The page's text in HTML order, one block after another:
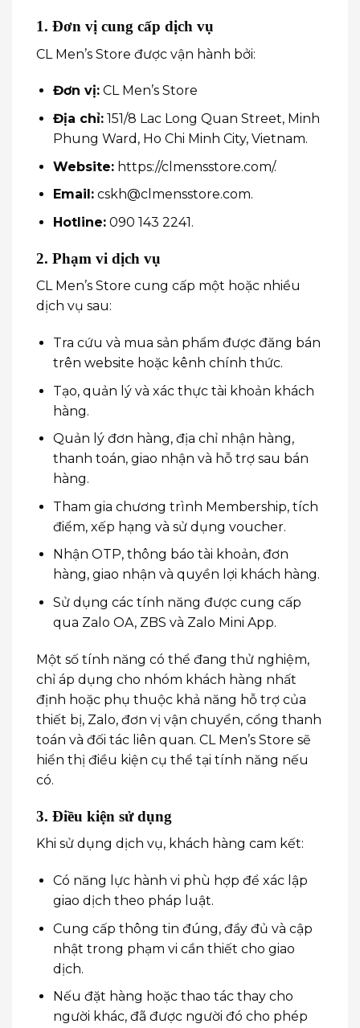
1. Đơn vị cung cấp dịch vụ
CL Men’s Store được vận hành bởi:
Đơn vị:CL Men’s Store
Địa chỉ:151/8 Lac Long Quan Street, Minh
Phung Ward, Ho Chi Minh City, Vietnam.
Website: https://clmensstore.com/.
Email: cskh@clmensstore.com.
Hotline: 090 143 2241.
2. Phạm vi dịch vụ
CL Men’s Store cung cấp một hoặc nhiều
dịch vụ sau:
Tra cứu và mua sản phẩm được đăng bán
trên website hoặc kênh chính thức.
Tạo, quản lý và xác thực tài khoản khách
hàng.
Quản lý đơn hàng, địa chỉ nhận hàng,
thanh toán, giao nhận và hỗ trợ sau bán
hàng.
Tham gia chương trình Membership, tích
điểm, xếp hạng và sử dụng voucher.
Nhận OTP, thông báo tài khoản, đơn
hàng, giao nhận và quyền lợi khách hàng.
Sử dụng các tính năng được cung cấp
qua Zalo OA, ZBS và Zalo Mini App.
Một số tính năng có thể đang thử nghiệm,
chỉ áp dụng cho nhóm khách hàng nhất
định hoặc phụ thuộc khả năng hỗ trợ của
thiết bị, Zalo, đơn vị vận chuyển, cổng thanh
toán và đối tác liên quan. CL Men’s Store sẽ
hiển thị điều kiện cụ thể tại tính năng nếu
có.
3. Điều kiện sử dụng
Khi sử dụng dịch vụ, khách hàng cam kết:
Có năng lực hành vi phù hợp để xác lập
giao dịch theo pháp luật.
Cung cấp thông tin đúng, đầy đủ và cập
nhật trong phạm vi cần thiết cho giao
dịch.
Nếu đặt hàng hoặc thao tác thay cho
người khác, đã được người đó cho phép